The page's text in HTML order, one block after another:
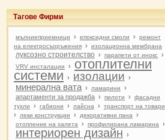
Тагове Фирми
мълниеприемници › епоксидни смоли ›
ремонт
на електросъоръжения › изолационна мембрана
луксозно строителство › парапети от инокс ›
VRV инсталации › отоплителни
системи › изолации ›
минерална вата › ламарини
›
апартаменти за продажба › пилоти ›
фасадни
тухли
› габиони › лайсна › транспорт на товари
› леки конструкции › декоративни пана ›
отопление на халета › профилирана ламарина ›
интериорен дизайн ›